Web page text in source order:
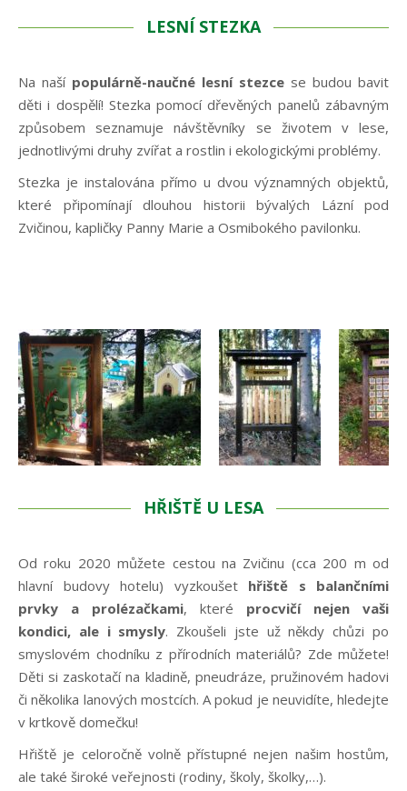
LESNÍ STEZKA
Na naší populárně-naučné lesní stezce se budou bavit
děti i dospělí! Stezka pomocí dřevěných panelů zábavným
způsobem seznamuje návštěvníky se životem v lese,
jednotlivými druhy zvířat a rostlin i ekologickými problémy.
Stezka je instalována přímo u dvou významných objektů,
které připomínají dlouhou historii bývalých Lázní pod
Zvičinou, kapličky Panny Marie a Osmibokého pavilonku.
HŘIŠTĚ U LESA
Od roku 2020 můžete cestou na Zvičinu (cca 200 m od
hlavní budovy hotelu) vyzkoušet hřiště s balančními
prvky a prolézačkami, které procvičí nejen vaši
kondici, ale i smysly. Zkoušeli jste už někdy chůzi po
smyslovém chodníku z přírodních materiálů? Zde můžete!
Děti si zaskotačí na kladině, pneudráze, pružinovém hadovi
či několika lanových mostcích. A pokud je neuvidíte, hledejte
v krtkově domečku!
Hřiště je celoročně volně přístupné nejen našim hostům,
ale také široké veřejnosti (rodiny, školy, školky,…).